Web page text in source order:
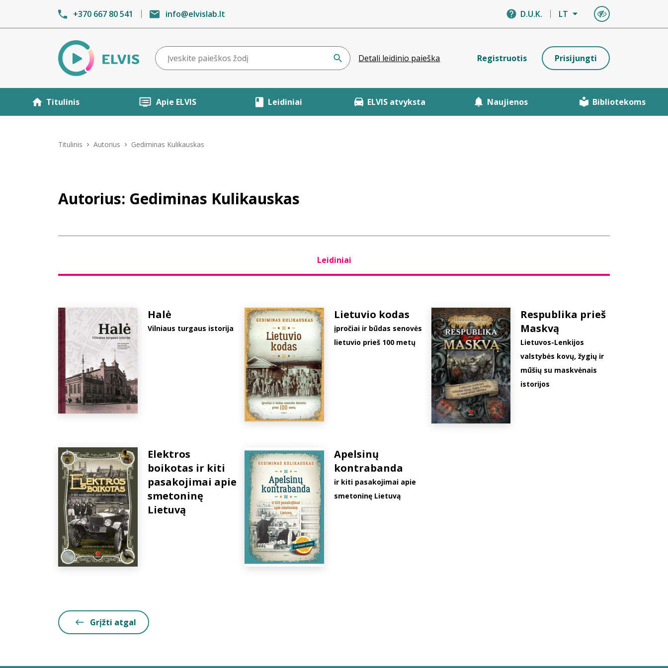
+370 667 80 541 info@elvislab.lt D.U.K. LT
Detali leidinio paieška Registruotis Prisijungti
Titulinis Apie ELVIS Leidiniai ELVIS atvyksta Naujienos Bibliotekoms
Titulinis Autorius Gediminas Kulikauskas
Autorius: Gediminas Kulikauskas
Leidiniai
Halė
Vilniaus turgaus istorija
Lietuvio kodas
įpročiai ir būdas senovės
lietuvio prieš 100 metų
Respublika prieš
Maskvą
Lietuvos-Lenkijos
valstybės kovų, žygių ir
mūšių su maskvėnais
istorijos
Elektros
boikotas ir kiti
pasakojimai apie
smetoninę
Lietuvą
Apelsinų
kontrabanda
ir kiti pasakojimai apie
smetoninę Lietuvą
Grįžti atgal